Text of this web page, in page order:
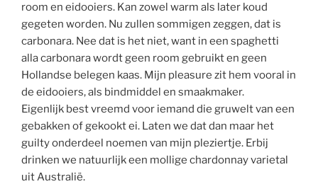
room en eidooiers. Kan zowel warm als later koud
gegeten worden. Nu zullen sommigen zeggen, dat is
carbonara. Nee dat is het niet, want in een spaghetti
alla carbonara wordt geen room gebruikt en geen
Hollandse belegen kaas. Mijn pleasure zit hem vooral in
de eidooiers, als bindmiddel en smaakmaker.
Eigenlijk best vreemd voor iemand die gruwelt van een
gebakken of gekookt ei. Laten we dat dan maar het
guilty onderdeel noemen van mijn pleziertje. Erbij
drinken we natuurlijk een mollige chardonnay varietal
uit Australië.